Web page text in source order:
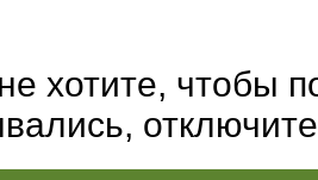
хотите, чтобы